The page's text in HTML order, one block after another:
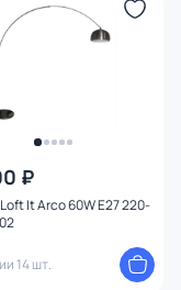
₽
It Arco 60W E27 220-
14 шт.